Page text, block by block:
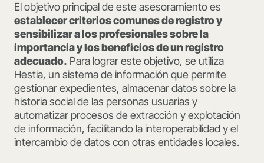
El objetivo principal de este asesoramiento es
establecer criterios comunes de registro y
sensibilizar a los profesionales sobre la
importancia y los beneficios de un registro
adecuado. Para lograr este objetivo, se utiliza
Hestia, un sistema de información que permite
gestionar expedientes, almacenar datos sobre la
historia social de las personas usuarias y
automatizar procesos de extracción y explotación
de información, facilitando la interoperabilidad y el
intercambio de datos con otras entidades locales.